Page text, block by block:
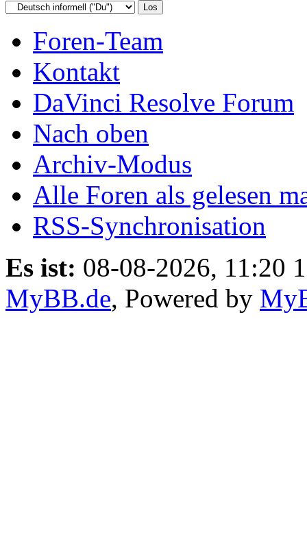
Foren-Team
Kontakt
DaVinci Resolve Forum
Nach oben
Archiv-Modus
Alle Foren als gelesen
RSS-Synchronisation
Es ist: 08-08-2026, 11:20
MyBB.de, Powered by